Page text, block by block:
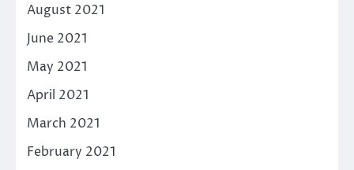
August 2021
June 2021
May 2021
April 2021
March 2021
February 2021